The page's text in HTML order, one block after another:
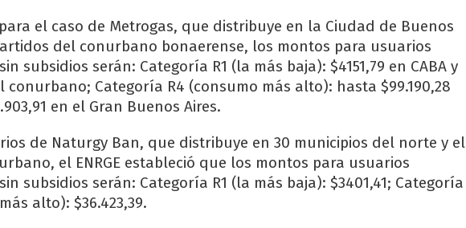
el caso de Metrogas, que distribuye en la Ciudad de Buenos
del conurbano bonaerense, los montos para usuarios
subsidios serán: Categoría R1 (la más baja): $4151,79 en CABA y
conurbano; Categoría R4 (consumo más alto): hasta $99.190,28
en el Gran Buenos Aires.
de Naturgy Ban, que distribuye en 30 municipios del norte y el
el ENRGE estableció que los montos para usuarios
subsidios serán: Categoría R1 (la más baja): $3401,41; Categoría
alto): $36.423,39.